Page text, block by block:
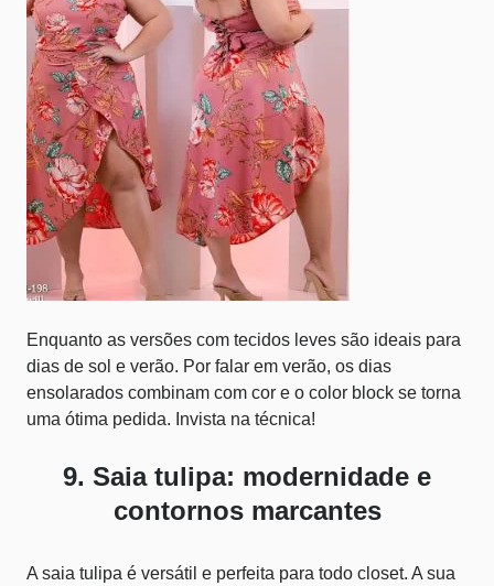
Enquanto as versões com tecidos leves são ideais para
dias de sol e verão. Por falar em verão, os dias
ensolarados combinam com cor e o color block se torna
uma ótima pedida. Invista na técnica!
9. Saia tulipa: modernidade e
contornos marcantes
A saia tulipa é versátil e perfeita para todo closet. A sua